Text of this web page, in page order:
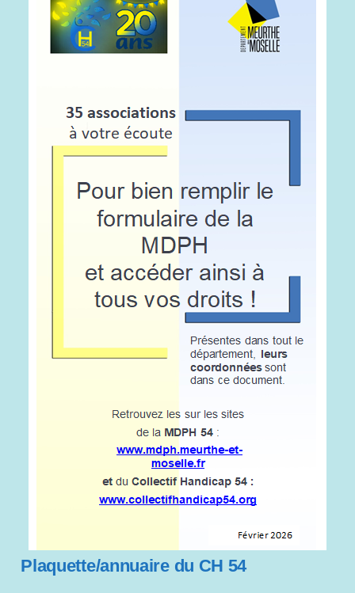
Plaquette/annuaire du CH 54